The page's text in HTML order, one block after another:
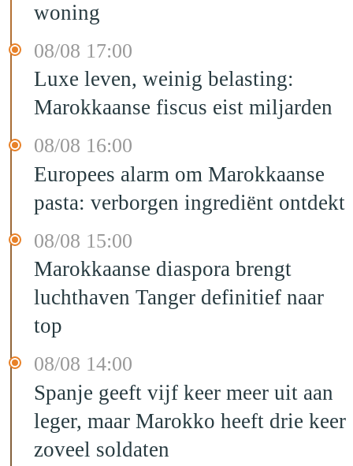
woning
08/08 17:00
Luxe leven, weinig belasting:
Marokkaanse fiscus eist miljarden
08/08 16:00
Europees alarm om Marokkaanse
pasta: verborgen ingrediënt ontdekt
08/08 15:00
Marokkaanse diaspora brengt
luchthaven Tanger definitief naar
top
08/08 14:00
Spanje geeft vijf keer meer uit aan
leger, maar Marokko heeft drie keer
zoveel soldaten